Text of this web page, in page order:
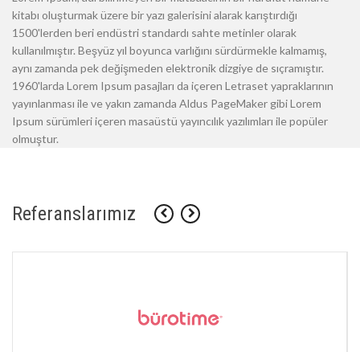
kitabı oluşturmak üzere bir yazı galerisini alarak karıştırdığı
1500'lerden beri endüstri standardı sahte metinler olarak
kullanılmıştır. Beşyüz yıl boyunca varlığını sürdürmekle kalmamış,
aynı zamanda pek değişmeden elektronik dizgiye de sıçramıştır.
1960'larda Lorem Ipsum pasajları da içeren Letraset yapraklarının
yayınlanması ile ve yakın zamanda Aldus PageMaker gibi Lorem
Ipsum sürümleri içeren masaüstü yayıncılık yazılımları ile popüler
olmuştur.
Referanslarımız